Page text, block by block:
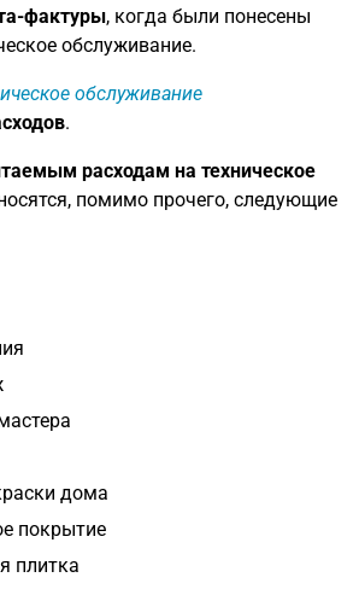
фактуры, когда были понесены
обслуживание.
обслуживание
.
расходам на техническое
помимо прочего, следующие
дома
покрытие
плитка